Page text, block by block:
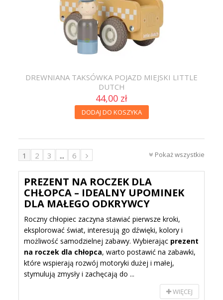
DREWNIANA TAKSÓWKA POJAZD MIEJSKI LITTLE
DUTCH
44,00 zł
DODAJ DO KOSZYKA
Pokaż wszystkie
1 2 3 ... 6
PREZENT NA ROCZEK DLA
CHŁOPCA – IDEALNY UPOMINEK
DLA MAŁEGO ODKRYWCY
Roczny chłopiec zaczyna stawiać pierwsze kroki,
eksplorować świat, interesują go dźwięki, kolory i
możliwość samodzielnej zabawy. Wybierając prezent
na roczek dla chłopca, warto postawić na zabawki,
które wspierają rozwój motoryki dużej i małej,
stymulują zmysły i zachęcają do ...
WIĘCEJ